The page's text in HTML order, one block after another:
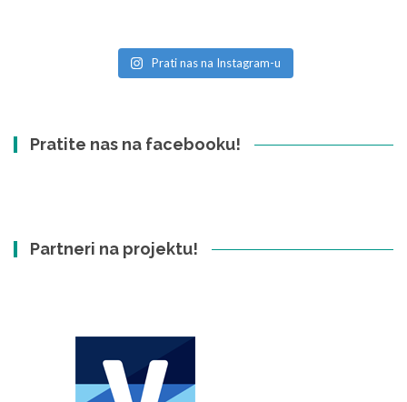
Prati nas na Instagram-u
Pratite nas na facebooku!
Partneri na projektu!